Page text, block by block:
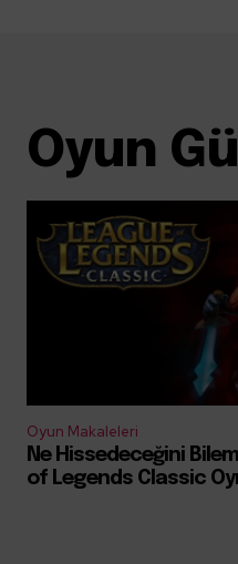
Oyun
Oyun Makaleleri
Ne Hissedeceğini
of Legends Classic